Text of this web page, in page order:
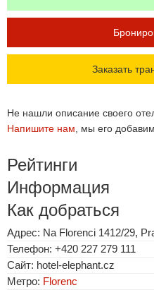
Заказать
Не нашли описание своего
Напишите нам , мы его добавим.
Рейтинги
Информация
Как добраться
Адрес: Na Florenci 1412/29,
Телефон: +420 227 279 111
Сайт: hotel-elephant.cz‎
Метро: Florenc